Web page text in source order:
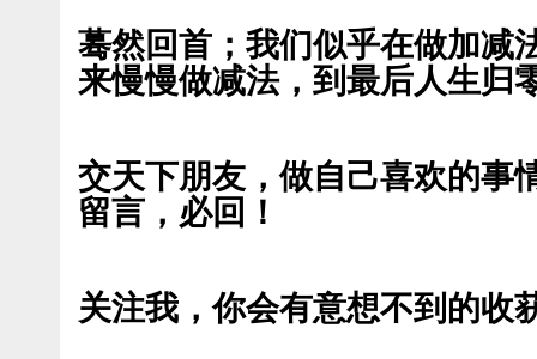
蓦然回首；我们似乎在做加减
来慢慢做减法，到最后人生归
交天下朋友，做自己喜欢的事
留言，必回！
关注我，你会有意想不到的收